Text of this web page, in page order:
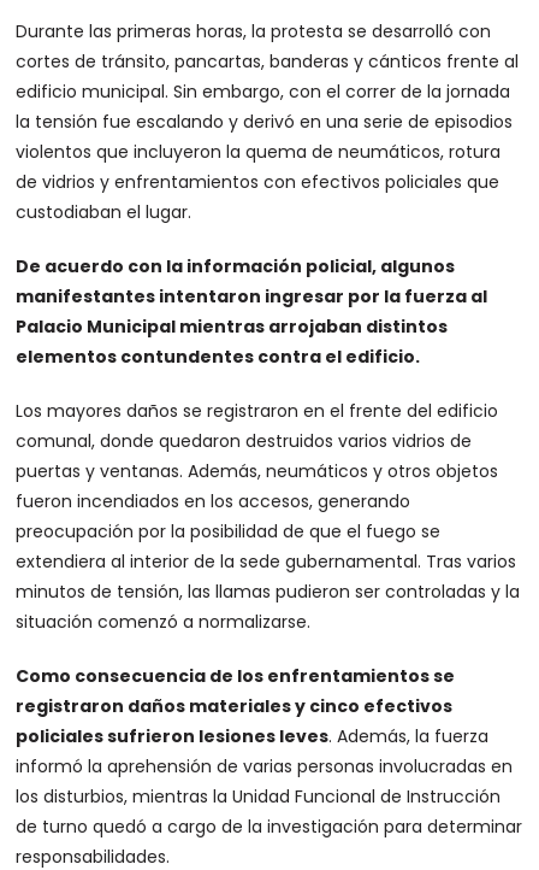
Durante las primeras horas, la protesta se desarrolló con
cortes de tránsito, pancartas, banderas y cánticos frente al
edificio municipal. Sin embargo, con el correr de la jornada
la tensión fue escalando y derivó en una serie de episodios
violentos que incluyeron la quema de neumáticos, rotura
de vidrios y enfrentamientos con efectivos policiales que
custodiaban el lugar.
De acuerdo con la información policial, algunos
manifestantes intentaron ingresar por la fuerza al
Palacio Municipal mientras arrojaban distintos
elementos contundentes contra el edificio.
Los mayores daños se registraron en el frente del edificio
comunal, donde quedaron destruidos varios vidrios de
puertas y ventanas. Además, neumáticos y otros objetos
fueron incendiados en los accesos, generando
preocupación por la posibilidad de que el fuego se
extendiera al interior de la sede gubernamental. Tras varios
minutos de tensión, las llamas pudieron ser controladas y la
situación comenzó a normalizarse.
Como consecuencia de los enfrentamientos se
registraron daños materiales y cinco efectivos
policiales sufrieron lesiones leves. Además, la fuerza
informó la aprehensión de varias personas involucradas en
los disturbios, mientras la Unidad Funcional de Instrucción
de turno quedó a cargo de la investigación para determinar
responsabilidades.